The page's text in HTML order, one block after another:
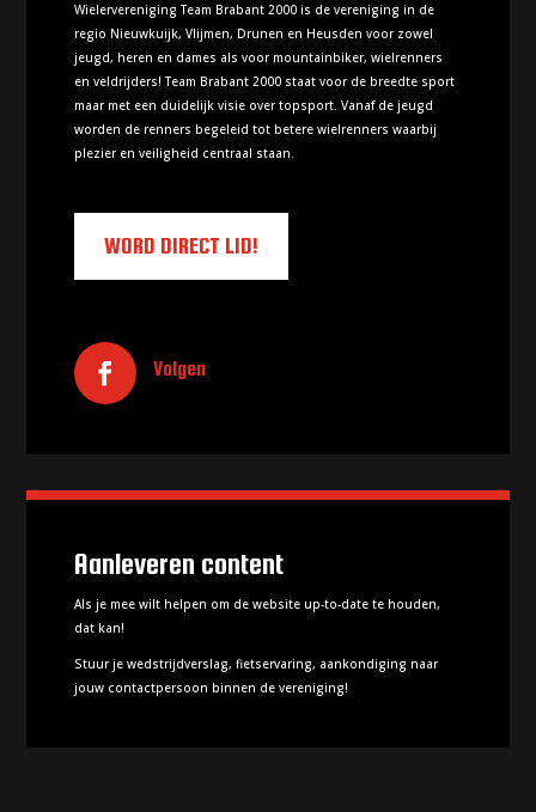
Wielervereniging Team Brabant 2000 is de vereniging in de
regio Nieuwkuijk, Vlijmen, Drunen en Heusden voor zowel
jeugd, heren en dames als voor mountainbiker, wielrenners
en veldrijders! Team Brabant 2000 staat voor de breedte sport
maar met een duidelijk visie over topsport. Vanaf de jeugd
worden de renners begeleid tot betere wielrenners waarbij
plezier en veiligheid centraal staan.
WORD DIRECT LID!
Volgen
Aanleveren content
Als je mee wilt helpen om de website up-to-date te houden,
dat kan!
Stuur je wedstrijdverslag, fietservaring, aankondiging naar
jouw contactpersoon binnen de vereniging!